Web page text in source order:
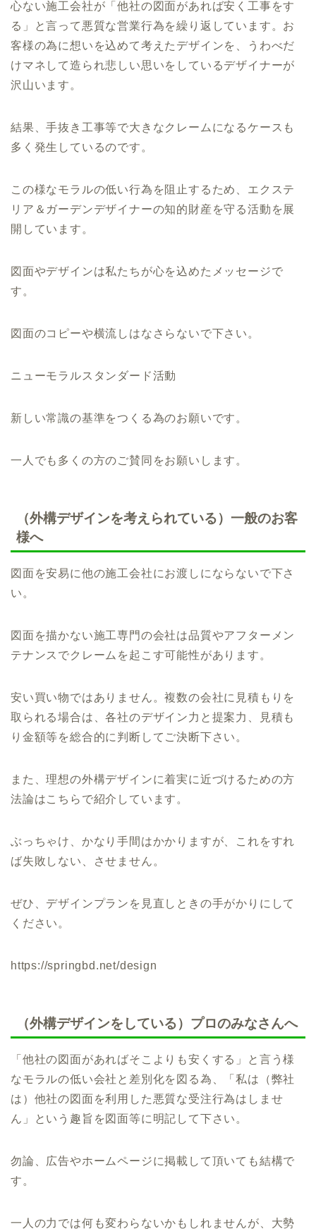
心ない施工会社が「他社の図面があれば安く工事をす
る」と言って悪質な営業行為を繰り返しています。お
客様の為に想いを込めて考えたデザインを、うわべだ
けマネして造られ悲しい思いをしているデザイナーが
沢山います。
結果、手抜き工事等で大きなクレームになるケースも
多く発生しているのです。
この様なモラルの低い行為を阻止するため、エクステ
リア＆ガーデンデザイナーの知的財産を守る活動を展
開しています。
図面やデザインは私たちが心を込めたメッセージで
す。
図面のコピーや横流しはなさらないで下さい。
ニューモラルスタンダード活動
新しい常識の基準をつくる為のお願いです。
一人でも多くの方のご賛同をお願いします。
（外構デザインを考えられている）一般のお客
様へ
図面を安易に他の施工会社にお渡しにならないで下さ
い。
図面を描かない施工専門の会社は品質やアフターメン
テナンスでクレームを起こす可能性があります。
安い買い物ではありません。複数の会社に見積もりを
取られる場合は、各社のデザイン力と提案力、見積も
り金額等を総合的に判断してご決断下さい。
また、理想の外構デザインに着実に近づけるための方
法論はこちらで紹介しています。
ぶっちゃけ、かなり手間はかかりますが、これをすれ
ば失敗しない、させません。
ぜひ、デザインプランを見直しときの手がかりにして
ください。
https://springbd.net/design
（外構デザインをしている）プロのみなさんへ
「他社の図面があればそこよりも安くする」と言う様
なモラルの低い会社と差別化を図る為、「私は（弊社
は）他社の図面を利用した悪質な受注行為はしませ
ん」という趣旨を図面等に明記して下さい。
勿論、広告やホームページに掲載して頂いても結構で
す。
一人の力では何も変わらないかもしれませんが、大勢